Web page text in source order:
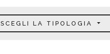
SCEGLI LA TIPOLOGIA